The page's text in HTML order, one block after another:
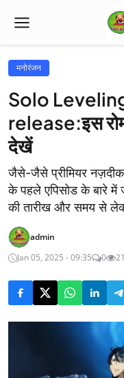
मनोरंजन
Solo
release:इस
देखें
जैसे-जैसे प्रीमियर
के पहले एपिसोड के बारे
की तारीख और समय से
admin
Jan 05, 2025 - 09:35
0 21